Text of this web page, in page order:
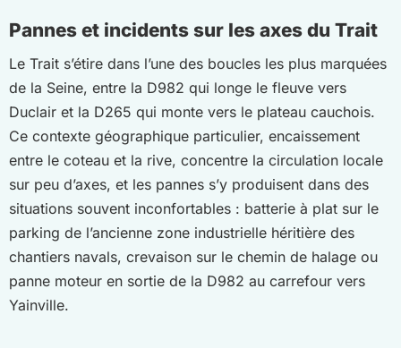
Pannes et incidents sur les axes du Trait
Le Trait s’étire dans l’une des boucles les plus marquées
de la Seine, entre la D982 qui longe le fleuve vers
Duclair et la D265 qui monte vers le plateau cauchois.
Ce contexte géographique particulier, encaissement
entre le coteau et la rive, concentre la circulation locale
sur peu d’axes, et les pannes s’y produisent dans des
situations souvent inconfortables : batterie à plat sur le
parking de l’ancienne zone industrielle héritière des
chantiers navals, crevaison sur le chemin de halage ou
panne moteur en sortie de la D982 au carrefour vers
Yainville.